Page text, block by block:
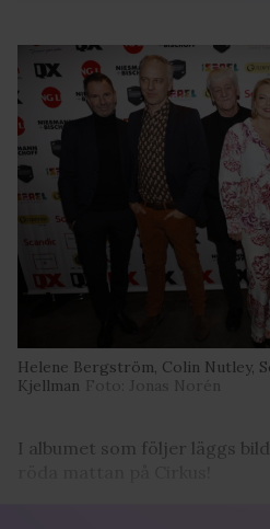
Helene Bergström, Colin Nutley,
Kjellman Foto: Jonas Norén
I albumet som följer läggs